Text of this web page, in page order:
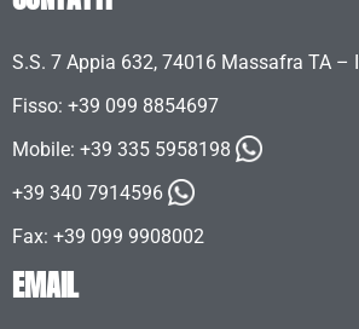
S.S. 7 Appia 632, 74016 Massafra TA –
Fisso: +39 099 8854697
Mobile: +39 335 5958198
+39 340 7914596
Fax: +39 099 9908002
EMAIL